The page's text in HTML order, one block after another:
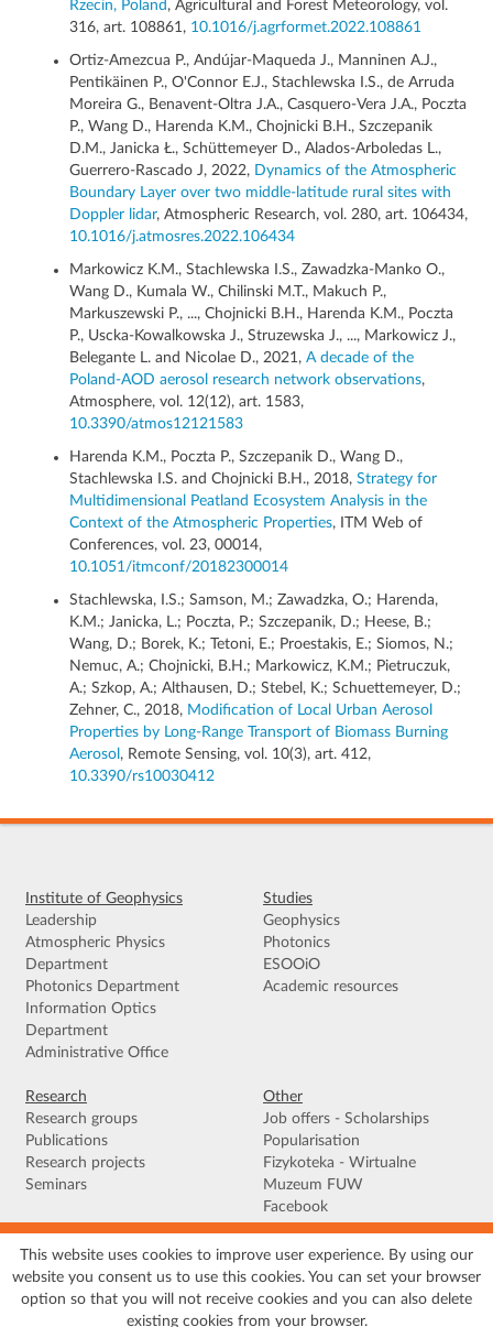
Rzecin, Poland , Agricultural and Forest Meteorology, vol.
316, art. 108861, 10.1016/j.agrformet.2022.108861
Ortiz-Amezcua P., Andújar-Maqueda J., Manninen A.J.,
Pentikäinen P., O'Connor E.J., Stachlewska I.S., de Arruda
Moreira G., Benavent-Oltra J.A., Casquero-Vera J.A., Poczta
P., Wang D., Harenda K.M., Chojnicki B.H., Szczepanik
D.M., Janicka Ł., Schüttemeyer D., Alados-Arboledas L.,
Guerrero-Rascado J, 2022, Dynamics of the Atmospheric
Boundary Layer over two middle-latitude rural sites with
Doppler lidar, Atmospheric Research, vol. 280, art. 106434,
10.1016/j.atmosres.2022.106434
Markowicz K.M., Stachlewska I.S., Zawadzka-Manko O.,
Wang D., Kumala W., Chilinski M.T., Makuch P.,
Markuszewski P., ..., Chojnicki B.H., Harenda K.M., Poczta
P., Uscka-Kowalkowska J., Struzewska J., ..., Markowicz J.,
Belegante L. and Nicolae D., 2021, A decade of the
Poland-AOD aerosol research network observations,
Atmosphere, vol. 12(12), art. 1583,
10.3390/atmos12121583
Harenda K.M., Poczta P., Szczepanik D., Wang D.,
Stachlewska I.S. and Chojnicki B.H., 2018, Strategy for
Multidimensional Peatland Ecosystem Analysis in the
Context of the Atmospheric Properties, ITM Web of
Conferences, vol. 23, 00014,
10.1051/itmconf/20182300014
Stachlewska, I.S.; Samson, M.; Zawadzka, O.; Harenda,
K.M.; Janicka, L.; Poczta, P.; Szczepanik, D.; Heese, B.;
Wang, D.; Borek, K.; Tetoni, E.; Proestakis, E.; Siomos, N.;
Nemuc, A.; Chojnicki, B.H.; Markowicz, K.M.; Pietruczuk,
A.; Szkop, A.; Althausen, D.; Stebel, K.; Schuettemeyer, D.;
Zehner, C., 2018, Modification of Local Urban Aerosol
Properties by Long-Range Transport of Biomass Burning
Aerosol , Remote Sensing, vol. 10(3), art. 412,
10.3390/rs10030412
Institute of Geophysics
Leadership
Atmospheric Physics
Department
Photonics Department
Information Optics
Department
Administrative Office
Studies
Geophysics
Photonics
ESOOiO
Academic resources
Research
Research groups
Publications
Research projects
Seminars
Other
Job offers - Scholarships
Popularisation
Fizykoteka - Wirtualne
Muzeum FUW
Facebook
Terms of use|Privacy policy| Cookies|Accessibility declaration|Site
map
© 2026 University of Warsaw, Faculty of Physics, Institute of Geophysics, ul.
This website uses cookies to improve user experience. By using our
website you consent us to use this cookies. You can set your browser
option so that you will not receive cookies and you can also delete
existing cookies from your browser.